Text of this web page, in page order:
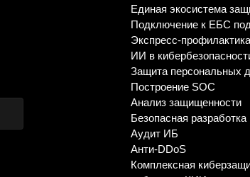
Построение СОИБ
Автоматизация управления ИБ